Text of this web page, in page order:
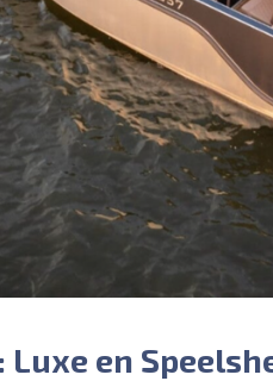
Luxe en